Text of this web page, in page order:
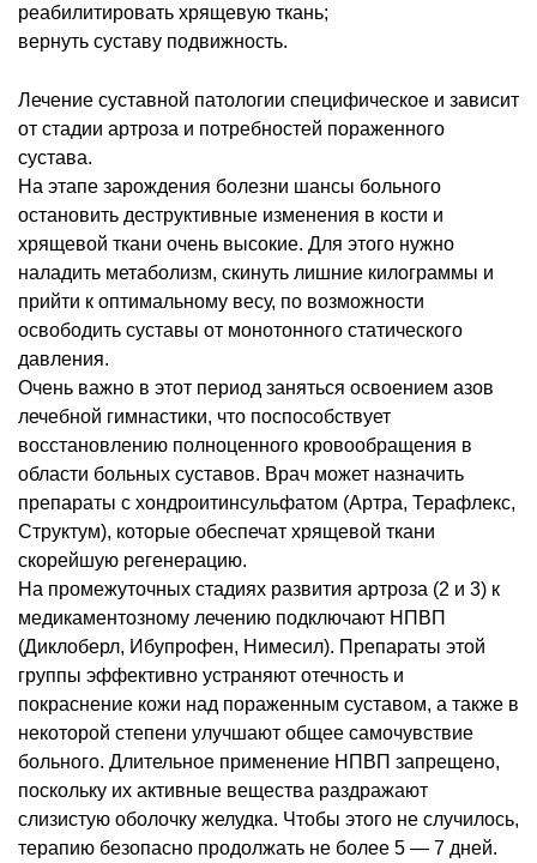
реабилитировать хрящевую ткань;
вернуть суставу подвижность.
Лечение суставной патологии специфическое и зависит
от стадии артроза и потребностей пораженного
сустава.
На этапе зарождения болезни шансы больного
остановить деструктивные изменения в кости и
хрящевой ткани очень высокие. Для этого нужно
наладить метаболизм, скинуть лишние килограммы и
прийти к оптимальному весу, по возможности
освободить суставы от монотонного статического
давления.
Очень важно в этот период заняться освоением азов
лечебной гимнастики, что поспособствует
восстановлению полноценного кровообращения в
области больных суставов. Врач может назначить
препараты с хондроитинсульфатом (Артра, Терафлекс,
Структум), которые обеспечат хрящевой ткани
скорейшую регенерацию.
На промежуточных стадиях развития артроза (2 и 3) к
медикаментозному лечению подключают НПВП
(Диклоберл, Ибупрофен, Нимесил). Препараты этой
группы эффективно устраняют отечность и
покраснение кожи над пораженным суставом, а также в
некоторой степени улучшают общее самочувствие
больного. Длительное применение НПВП запрещено,
поскольку их активные вещества раздражают
слизистую оболочку желудка. Чтобы этого не случилось,
терапию безопасно продолжать не более 5 — 7 дней.